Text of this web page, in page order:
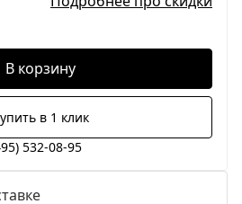
В корзину
в 1 клик
532-08-95